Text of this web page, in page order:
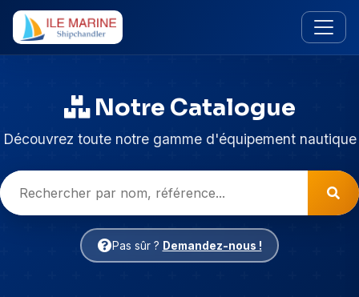
Notre Catalogue
Découvrez toute notre gamme d'équipement nautique
Pas sûr ? Demandez-nous !